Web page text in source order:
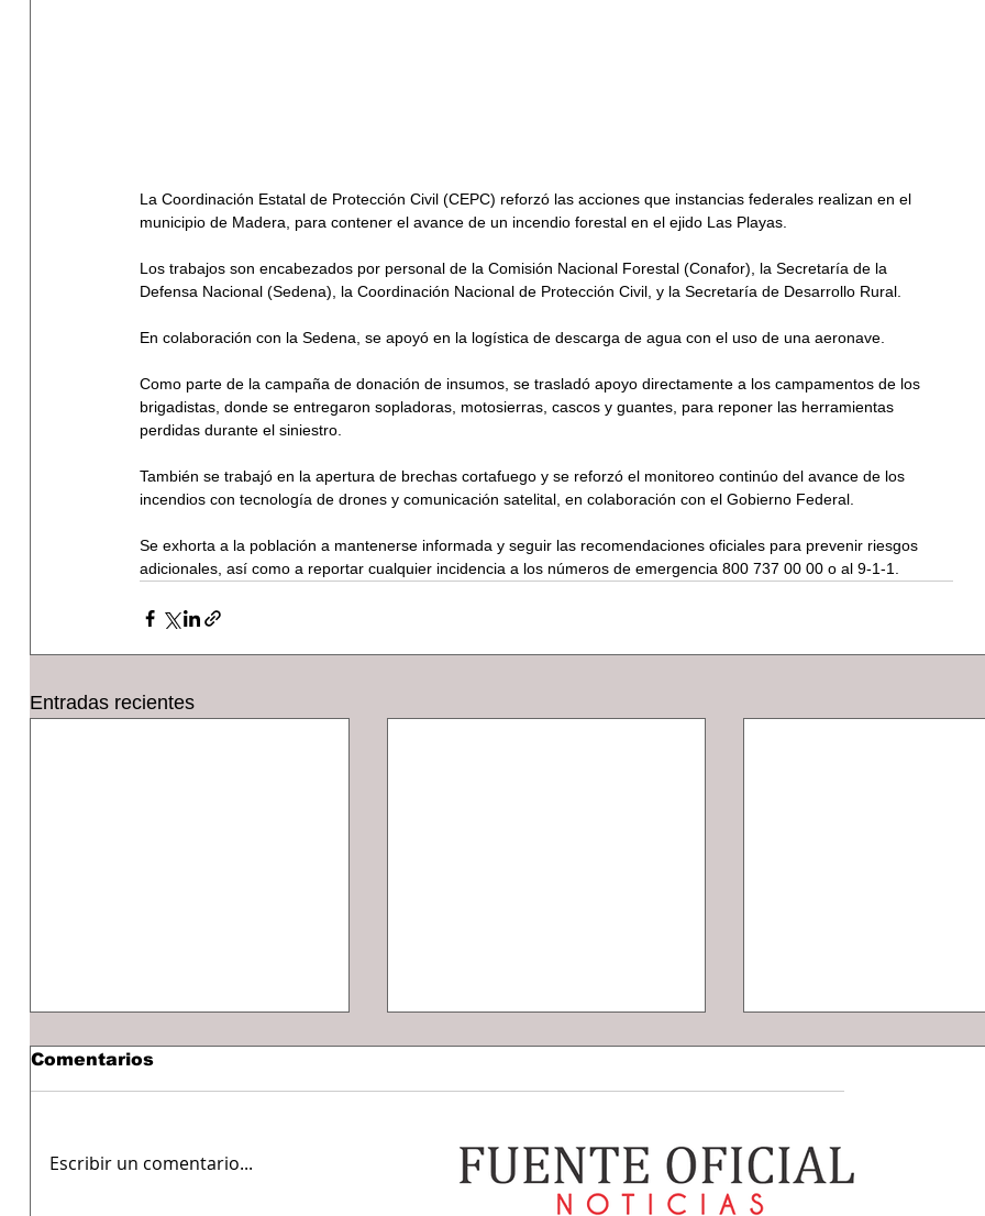
La Coordinación Estatal de Protección Civil (CEPC) reforzó las acciones que instancias federales realizan en el
municipio de Madera, para contener el avance de un incendio forestal en el ejido Las Playas.
Los trabajos son encabezados por personal de la Comisión Nacional Forestal (Conafor), la Secretaría de la
Defensa Nacional (Sedena), la Coordinación Nacional de Protección Civil, y la Secretaría de Desarrollo Rural.
En colaboración con la Sedena, se apoyó en la logística de descarga de agua con el uso de una aeronave.
Como parte de la campaña de donación de insumos, se trasladó apoyo directamente a los campamentos de los
brigadistas, donde se entregaron sopladoras, motosierras, cascos y guantes, para reponer las herramientas
perdidas durante el siniestro.
También se trabajó en la apertura de brechas cortafuego y se reforzó el monitoreo continúo del avance de los
incendios con tecnología de drones y comunicación satelital, en colaboración con el Gobierno Federal.
Se exhorta a la población a mantenerse informada y seguir las recomendaciones oficiales para prevenir riesgos
adicionales, así como a reportar cualquier incidencia a los números de emergencia 800 737 00 00 o al 9-1-1.
Entradas recientes
Comentarios
Escribir un comentario...